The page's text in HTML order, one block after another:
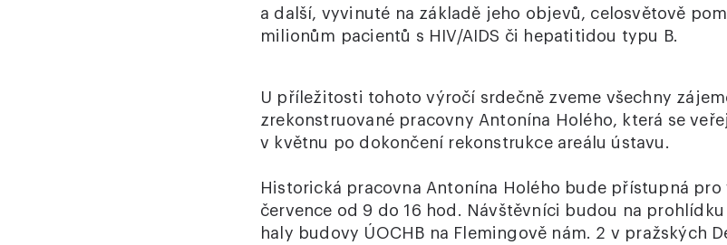
a další, vyvinuté na základě jeho objevů, celosvětově
milionům pacientů s HIV/AIDS či hepatitidou typu B.
U příležitosti tohoto výročí srdečně zveme všechny
zrekonstruované pracovny Antonína Holého, která se
v květnu po dokončení rekonstrukce areálu ústavu.
Historická pracovna Antonína Holého bude přístupná pro
července od 9 do 16 hod. Návštěvníci budou na
haly budovy ÚOCHB na Flemingově nám. 2 v pražských